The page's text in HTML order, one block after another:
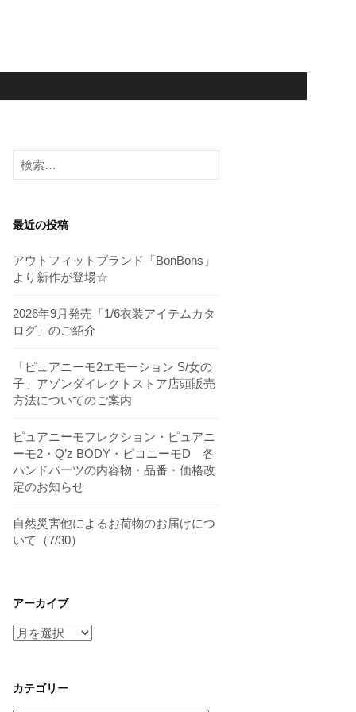
検
索:
最近の投稿
アウトフィットブランド「BonBons」
より新作が登場☆
2026年9月発売「1/6衣装アイテムカタ
ログ」のご紹介
「ピュアニーモ2エモーション S/女の
子」アゾンダイレクトストア店頭販売
方法についてのご案内
ピュアニーモフレクション・ピュアニ
ーモ2・Q’z BODY・ピコニーモD 各
ハンドパーツの内容物・品番・価格改
定のお知らせ
自然災害他によるお荷物のお届けにつ
いて（7/30）
アーカイブ
ア
イ
ブ
カテゴリー